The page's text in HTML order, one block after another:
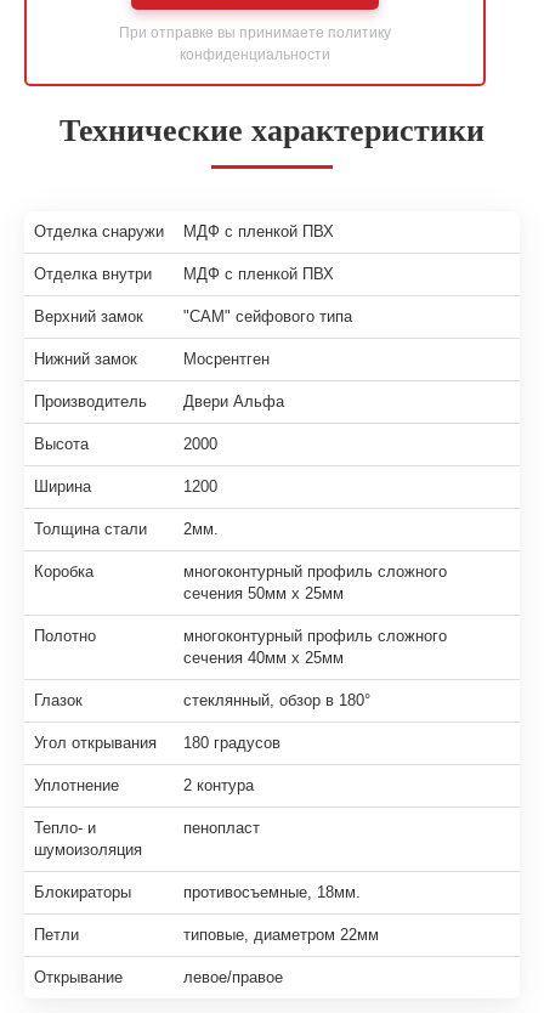
При отправке вы принимаете политику
конфиденциальности
Технические характеристики
Отделка снаружи МДФ с пленкой ПВХ
Отделка внутри МДФ с пленкой ПВХ
Верхний замок "САМ" сейфового типа
Нижний замок Мосрентген
Производитель Двери Альфа
Высота 2000
Ширина 1200
Толщина стали 2мм.
Коробка
многоконтурный профиль сложного
сечения 50мм х 25мм
Полотно
многоконтурный профиль сложного
сечения 40мм х 25мм
Глазок стеклянный, обзор в 180°
Угол открывания 180 градусов
Уплотнение 2 контура
Тепло- и
шумоизоляция
пенопласт
Блокираторы противосъемные, 18мм.
Петли типовые, диаметром 22мм
Открывание левое/правое